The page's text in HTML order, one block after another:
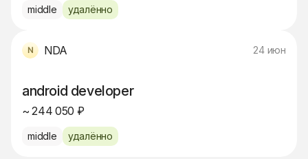
middle удалённо
NDA 24 июн
android developer
~ 244 050 ₽
middle удалённо